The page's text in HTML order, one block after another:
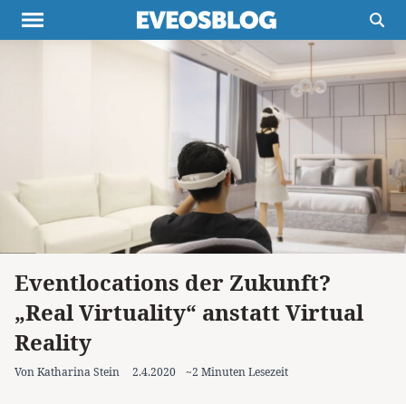
Inspiration
Werbung
Newsletter
Eventlocations der Zukunft?
„Real Virtuality“ anstatt Virtual
Reality
Von Katharina Stein 2.4.2020 ~2 Minuten Lesezeit